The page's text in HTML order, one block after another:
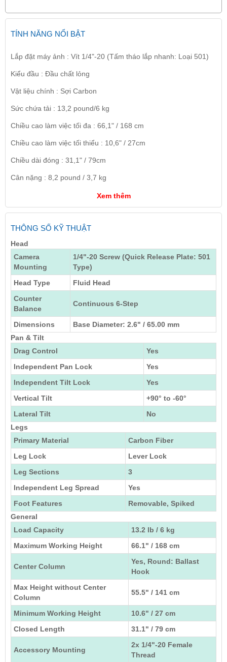
TÍNH NĂNG NỔI BẬT
Lắp đặt máy ảnh : Vít 1/4"-20 (Tấm tháo lắp nhanh: Loại 501)
Kiểu đầu : Đầu chất lỏng
Vật liệu chính : Sợi Carbon
Sức chứa tải : 13,2 pound/6 kg
Chiều cao làm việc tối đa : 66,1" / 168 cm
Chiều cao làm việc tối thiểu : 10,6" / 27cm
Chiều dài đóng : 31,1" / 79cm
Cân nặng : 8,2 pound / 3,7 kg
Xem thêm
THÔNG SỐ KỸ THUẬT
Head
Camera
Mounting
1/4"-20 Screw (Quick Release Plate: 501
Type)
Head Type
Fluid Head
Counter
Balance
Continuous 6-Step
Dimensions
Base Diameter: 2.6" / 65.00 mm
Pan & Tilt
Drag Control
Yes
Independent Pan Lock
Yes
Independent Tilt Lock
Yes
Vertical Tilt
+90° to -60°
Lateral Tilt
No
Legs
Primary Material
Carbon Fiber
Leg Lock
Lever Lock
Leg Sections
3
Independent Leg Spread
Yes
Foot Features
Removable, Spiked
General
Load Capacity
13.2 lb / 6 kg
Maximum Working Height
66.1" / 168 cm
Center Column
Yes, Round: Ballast
Hook
Max Height without Center
Column
55.5" / 141 cm
Minimum Working Height
10.6" / 27 cm
Closed Length
31.1" / 79 cm
Accessory Mounting
2x 1/4"-20 Female
Thread